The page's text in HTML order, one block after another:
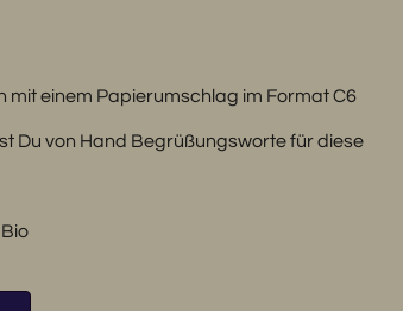
mit einem Papierumschlag im Format C6
Du von Hand Begrüßungsworte für diese